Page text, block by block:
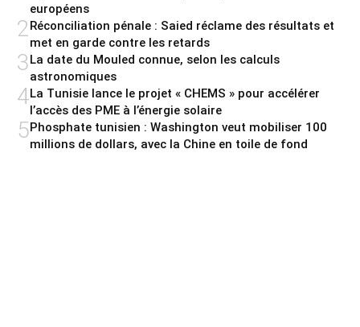
européens
2Réconciliation pénale : Saied réclame des résultats et
met en garde contre les retards
3La date du Mouled connue, selon les calculs
astronomiques
4La Tunisie lance le projet « CHEMS » pour accélérer
l’accès des PME à l’énergie solaire
5Phosphate tunisien : Washington veut mobiliser 100
millions de dollars, avec la Chine en toile de fond